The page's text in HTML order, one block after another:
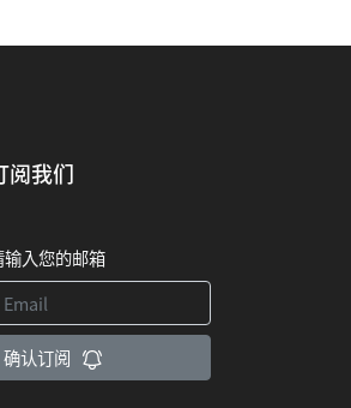
阅我们
输入您的邮箱
确认订阅